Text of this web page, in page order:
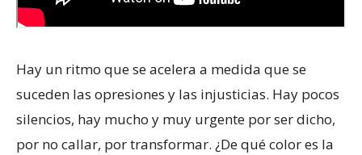
Hay un ritmo que se acelera a medida que se
suceden las opresiones y las injusticias. Hay pocos
silencios, hay mucho y muy urgente por ser dicho,
por no callar, por transformar. ¿De qué color es la